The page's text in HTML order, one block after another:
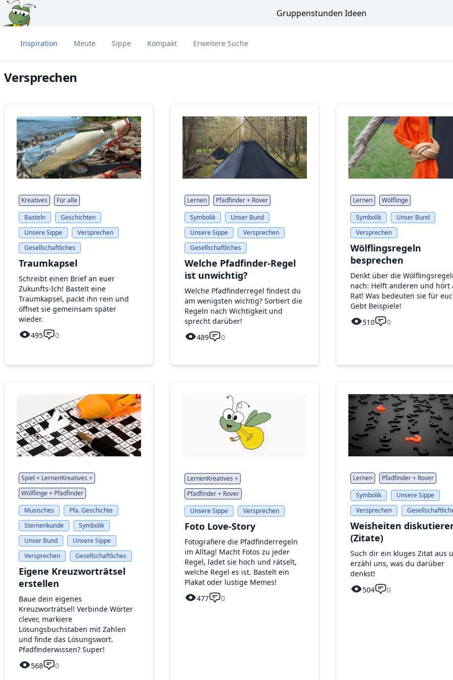
Gruppenstunden Ideen
Inspiration Meute Sippe Kompakt Erweitere Suche
Versprechen
Kreatives
Für alle
Basteln
Geschichten
Unsere Sippe
Versprechen
Gesellschaftliches
Traumkapsel
Schreibt einen Brief an euer
Zukunfts-Ich! Bastelt eine
Traumkapsel, packt ihn rein und
öffnet sie gemeinsam später
wieder.
495
0
Lernen
Pfadfinder + Rover
Symbolik
Unser Bund
Unsere Sippe
Versprechen
Gesellschaftliches
Welche Pfadfinder-Regel
ist unwichtig?
Welche Pfadfinderregel findest du
am wenigsten wichtig? Sortiert die
Regeln nach Wichtigkeit und
sprecht darüber!
489
0
Lernen
Wölflinge
Symbolik
Unser Bund
Versprechen
Wölflingsregeln
besprechen
Denkt über die
nach: Helft anderen und hört
Rat! Was bedeuten sie für
Gebt Beispiele!
510
0
Spiel + LernenKreatives +
Wölflinge + Pfadfinder
Musisches
Pfa. Geschichte
Sternenkunde
Symbolik
Unser Bund
Unsere Sippe
Versprechen
Gesellschaftliches
Eigene Kreuzworträtsel
erstellen
Baue dein eigenes
Kreuzworträtsel! Verbinde Wörter
clever, markiere
Lösungsbuchstaben mit Zahlen
und finde das Lösungswort.
Pfadfinderwissen? Super!
568
0
LernenKreatives +
Pfadfinder + Rover
Unsere Sippe
Versprechen
Foto Love-Story
Fotografiere die Pfadfinderregeln
im Alltag! Macht Fotos zu jeder
Regel, ladet sie hoch und rätselt,
welche Regel es ist. Bastelt ein
Plakat oder lustige Memes!
477
0
Lernen
Pfadfinder + Rover
Symbolik
Unsere Sippe
Versprechen
Weisheiten
(Zitate)
Such dir ein kluges Zitat aus
erzähl uns, was du darüber
denkst!
504
0